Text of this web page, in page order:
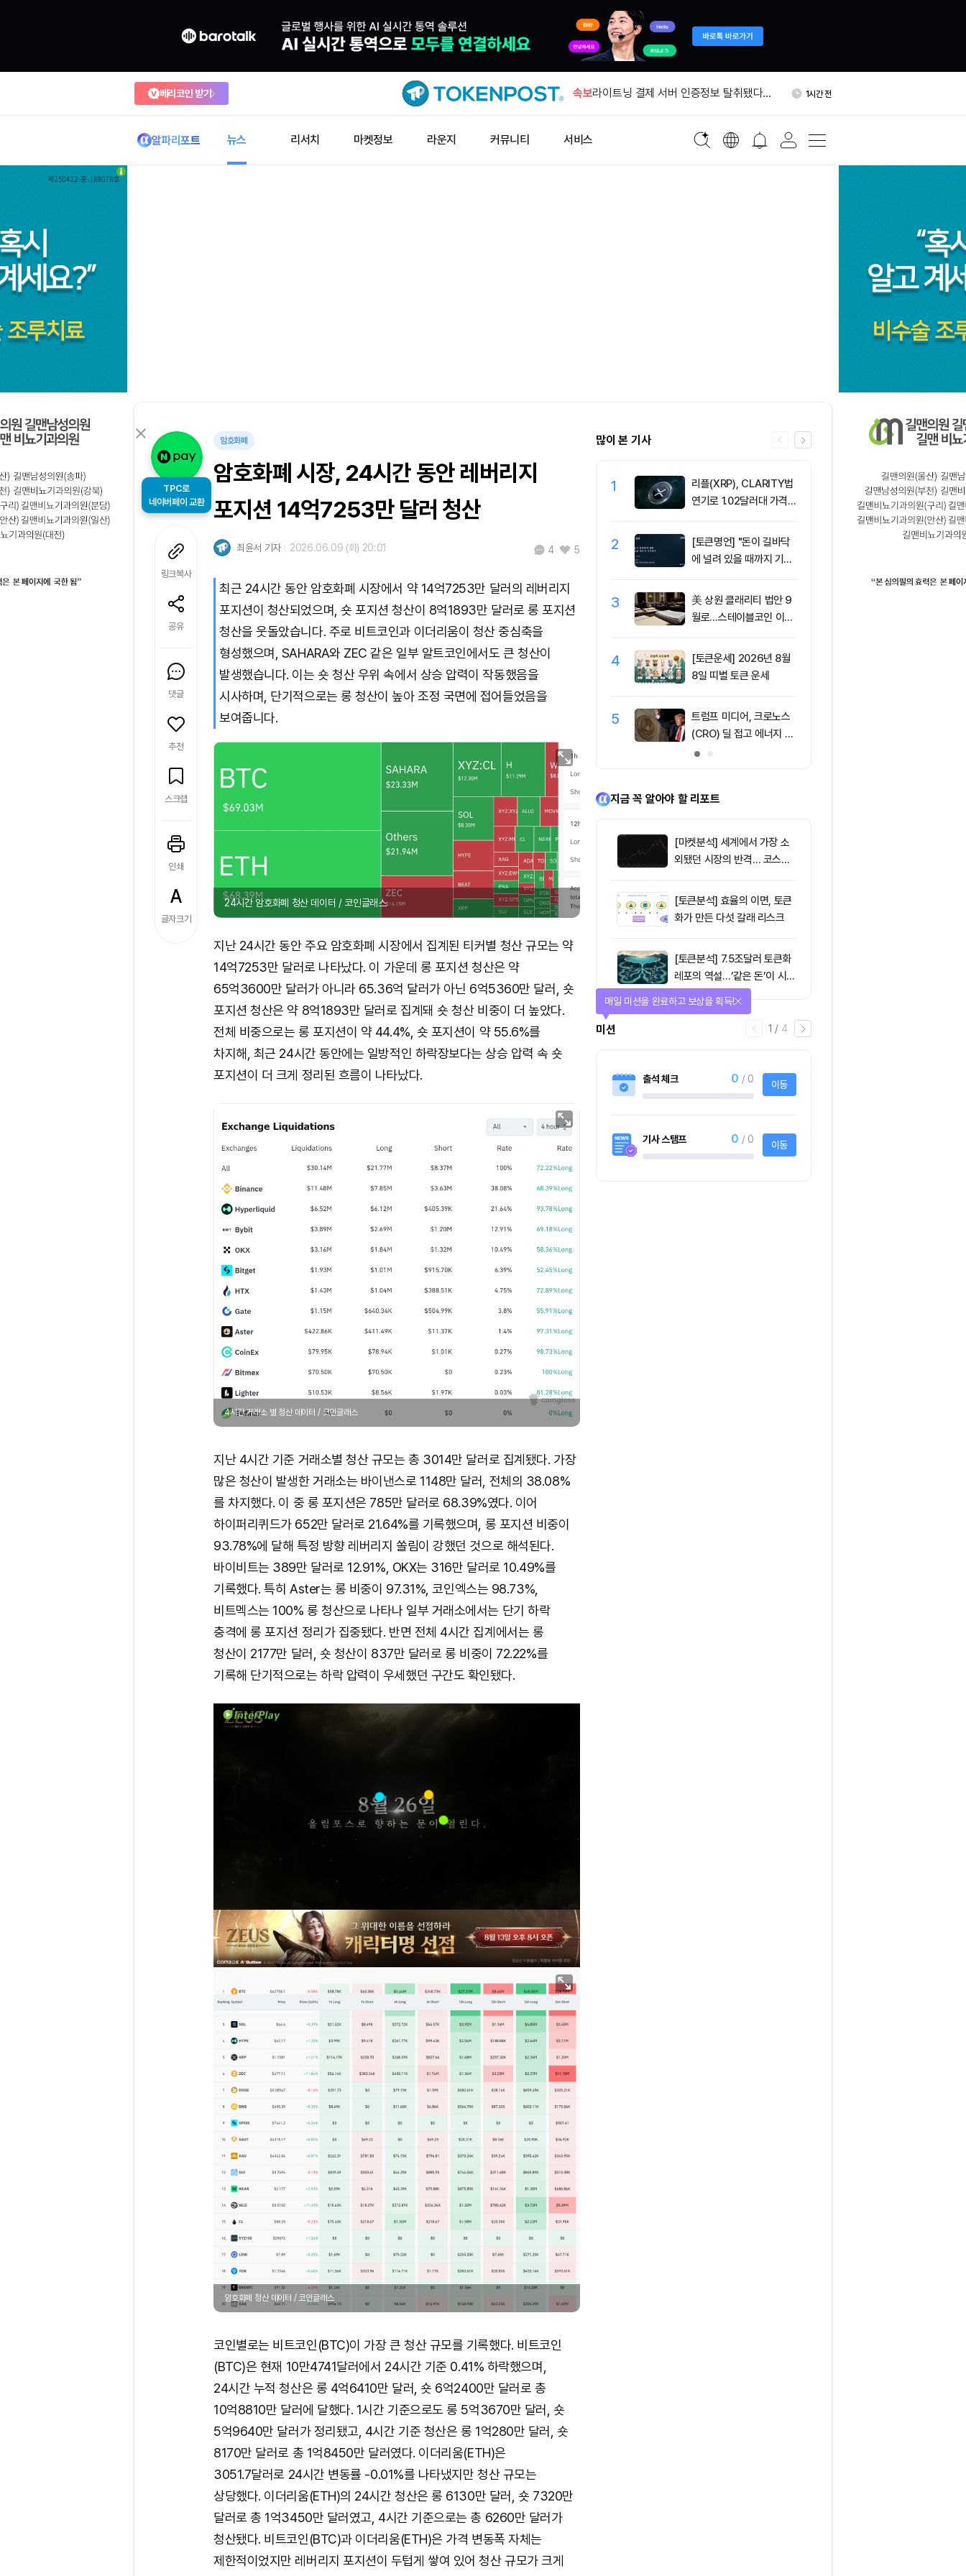
베리코인 받기 속보
IMF '자국통화 코인, 달러 스테이블코인
라이트닝 결제 서버 인증정보 탈취됐다…
1시간 전
알파리포트 뉴스 리서치 마켓정보 라운지 커뮤니티 서비스
TPC로
네이버페이 교환
링크복사
공유
댓글
추천
스크랩
인쇄
글자크기
암호화폐
암호화폐 시장, 24시간 동안 레버리지
포지션 14억7253만 달러 청산
최윤서 기자 2026.06.09 (화) 20:01 4 5
최근 24시간 동안 암호화폐 시장에서 약 14억7253만 달러의 레버리지
포지션이 청산되었으며, 숏 포지션 청산이 8억1893만 달러로 롱 포지션
청산을 웃돌았습니다. 주로 비트코인과 이더리움이 청산 중심축을
형성했으며, SAHARA와 ZEC 같은 일부 알트코인에서도 큰 청산이
발생했습니다. 이는 숏 청산 우위 속에서 상승 압력이 작동했음을
시사하며, 단기적으로는 롱 청산이 높아 조정 국면에 접어들었음을
보여줍니다.
24시간 암호화폐 청산 데이터 / 코인글래스
지난 24시간 동안 주요 암호화폐 시장에서 집계된 티커별 청산 규모는 약
14억7253만 달러로 나타났다. 이 가운데 롱 포지션 청산은 약
65억3600만 달러가 아니라 65.36억 달러가 아닌 6억5360만 달러, 숏
포지션 청산은 약 8억1893만 달러로 집계돼 숏 청산 비중이 더 높았다.
전체 비중으로는 롱 포지션이 약 44.4%, 숏 포지션이 약 55.6%를
차지해, 최근 24시간 동안에는 일방적인 하락장보다는 상승 압력 속 숏
포지션이 더 크게 정리된 흐름이 나타났다.
4시간 거래소 별 청산 데이터 / 코인글래스
지난 4시간 기준 거래소별 청산 규모는 총 3014만 달러로 집계됐다. 가장
많은 청산이 발생한 거래소는 바이낸스로 1148만 달러, 전체의 38.08%
를 차지했다. 이 중 롱 포지션은 785만 달러로 68.39%였다. 이어
하이퍼리퀴드가 652만 달러로 21.64%를 기록했으며, 롱 포지션 비중이
93.78%에 달해 특정 방향 레버리지 쏠림이 강했던 것으로 해석된다.
바이비트는 389만 달러로 12.91%, OKX는 316만 달러로 10.49%를
기록했다. 특히 Aster는 롱 비중이 97.31%, 코인엑스는 98.73%,
비트멕스는 100% 롱 청산으로 나타나 일부 거래소에서는 단기 하락
충격에 롱 포지션 정리가 집중됐다. 반면 전체 4시간 집계에서는 롱
청산이 2177만 달러, 숏 청산이 837만 달러로 롱 비중이 72.22%를
기록해 단기적으로는 하락 압력이 우세했던 구간도 확인됐다.
암호화폐 청산 데이터 / 코인글래스
코인별로는 비트코인(BTC)이 가장 큰 청산 규모를 기록했다. 비트코인
(BTC)은 현재 10만4741달러에서 24시간 기준 0.41% 하락했으며,
24시간 누적 청산은 롱 4억6410만 달러, 숏 6억2400만 달러로 총
10억8810만 달러에 달했다. 1시간 기준으로도 롱 5억3670만 달러, 숏
5억9640만 달러가 정리됐고, 4시간 기준 청산은 롱 1억280만 달러, 숏
8170만 달러로 총 1억8450만 달러였다. 이더리움(ETH)은
3051.7달러로 24시간 변동률 -0.01%를 나타냈지만 청산 규모는
상당했다. 이더리움(ETH)의 24시간 청산은 롱 6130만 달러, 숏 7320만
달러로 총 1억3450만 달러였고, 4시간 기준으로는 총 6260만 달러가
청산됐다. 비트코인(BTC)과 이더리움(ETH)은 가격 변동폭 자체는
제한적이었지만 레버리지 포지션이 두텁게 쌓여 있어 청산 규모가 크게
많이 본 기사
1
리플(XRP), CLARITY법
연기로 1.02달러대 가격
2
[토큰명언] "돈이 길바닥
에 널려 있을 때까지 기다
3
美 상원 클래리티 법안 9
월로…스테이블코인 이자
4
[토큰운세] 2026년 8월
8일 띠별 토큰 운세
5
트럼프 미디어, 크로노스
(CRO) 딜 접고 에너지 합
병에 집중
비트마인, 이
에도 주가 약
[선물 고수
p 감소...코인
지금 꼭 알아야 할 리포트
[마켓분석] 세계에서 가장 소
외됐던 시장의 반격… 코스피
[토큰분석] 효율의 이면, 토큰
화가 만든 다섯 갈래 리스크
[토큰분석] 7.5조달러 토큰화
레포의 역설…‘같은 돈’이 시장
1 / 4
미션
매일 미션을 완료하고 보상을 획득!
출석 체크 0 / 0 이동
기사 스탬프 0 / 0 이동